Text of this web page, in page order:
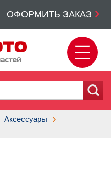
ОФОРМИТЬ ЗАКАЗ
Аксессуары